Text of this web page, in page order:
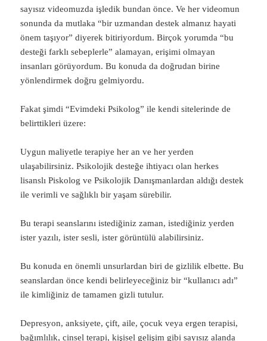
sayısız videomuzda işledik bundan önce. Ve her videomun
sonunda da mutlaka “bir uzmandan destek almanız hayati
önem taşıyor” diyerek bitiriyordum. Birçok yorumda “bu
desteği farklı sebeplerle” alamayan, erişimi olmayan
insanları görüyordum. Bu konuda da doğrudan birine
yönlendirmek doğru gelmiyordu.
Fakat şimdi “Evimdeki Psikolog” ile kendi sitelerinde de
belirttikleri üzere:
Uygun maliyetle terapiye her an ve her yerden
ulaşabilirsiniz. Psikolojik desteğe ihtiyacı olan herkes
lisanslı Piskolog ve Psikolojik Danışmanlardan aldığı destek
ile verimli ve sağlıklı bir yaşam sürebilir.
Bu terapi seanslarını istediğiniz zaman, istediğiniz yerden
ister yazılı, ister sesli, ister görüntülü alabilirsiniz.
Bu konuda en önemli unsurlardan biri de gizlilik elbette. Bu
seanslardan önce kendi belirleyeceğiniz bir “kullanıcı adı”
ile kimliğiniz de tamamen gizli tutulur.
Depresyon, anksiyete, çift, aile, çocuk veya ergen terapisi,
bağımlılık, cinsel terapi, kişisel gelişim gibi sayısız alanda